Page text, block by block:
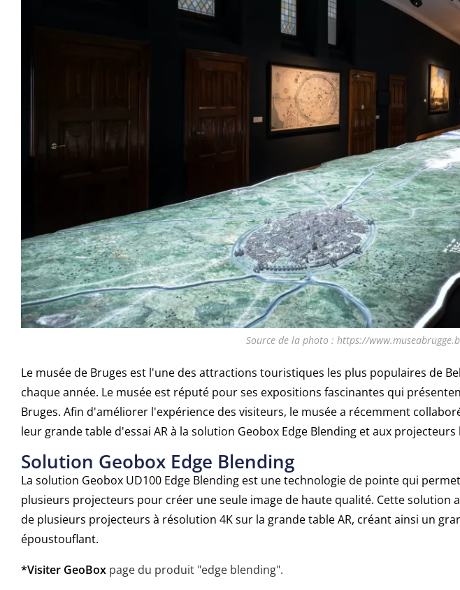
Source de la photo : https://
Le musée de Bruges est l'une des attractions touristiques les plus populaires de
chaque année. Le musée est réputé pour ses expositions fascinantes qui
Bruges. Afin d'améliorer l'expérience des visiteurs, le musée a récemment
leur grande table d'essai AR à la solution Geobox Edge Blending et aux projecteurs
Solution Geobox Edge Blending
La solution Geobox UD100 Edge Blending est une technologie de pointe qui
plusieurs projecteurs pour créer une seule image de haute qualité. Cette solution
de plusieurs projecteurs à résolution 4K sur la grande table AR, créant ainsi un
époustouflant.
*Visiter GeoBox page du produit "edge blending".